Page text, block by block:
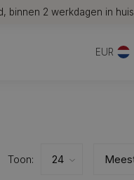
binnen 2 werkdagen in huis
EUR
Toon: